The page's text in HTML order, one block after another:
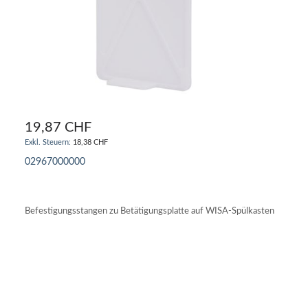
19,87 CHF
18,38 CHF
02967000000
Befestigungsstangen zu Betätigungsplatte auf WISA-Spülkasten